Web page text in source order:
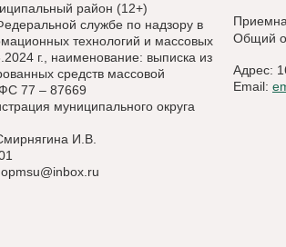
район (12+)
службе по надзору в
технологий и массовых
г., наименование: выписка из
средств массовой
77 – 87669
муниципального округа
И.В.
opmsu@inbox.ru
Общий
Адрес:
Email: